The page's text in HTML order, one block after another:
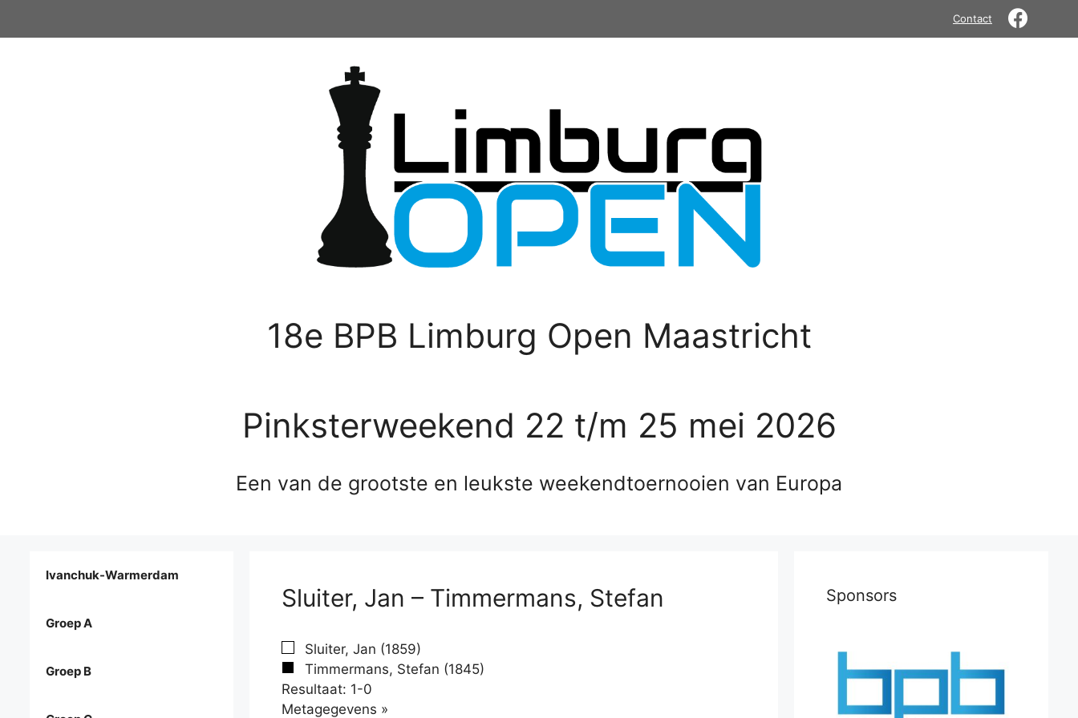
Contact
18e BPB Limburg Open Maastricht
Pinksterweekend 22 t/m 25 mei 2026
Een van de grootste en leukste weekendtoernooien van Europa
Sluiter, Jan – Timmermans, Stefan
Sluiter, Jan (1859)
Timmermans, Stefan (1845)
Resultaat: 1-0
Metagegevens »
Ivanchuk-Warmerdam
Groep A
Groep B
Sponsors